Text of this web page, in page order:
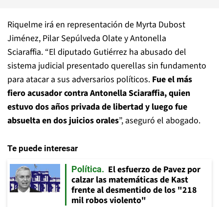
Riquelme irá en representación de Myrta Dubost
Jiménez, Pilar Sepúlveda Olate y Antonella
Sciaraffia. “El diputado Gutiérrez ha abusado del
sistema judicial presentado querellas sin fundamento
para atacar a sus adversarios políticos. Fue el más
fiero acusador contra Antonella Sciaraffia, quien
estuvo dos años privada de libertad y luego fue
absuelta en dos juicios orales”, aseguró el abogado.
Te puede interesar
Política
El esfuerzo de Pavez por
calzar las matemáticas de Kast
frente al desmentido de los "218
mil robos violento"